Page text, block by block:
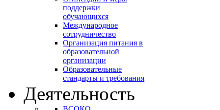
поддержки
обучающихся
Международное
сотрудничество
Организация питания в
образовательной
организации
Образовательные
стандарты и требования
Деятельность